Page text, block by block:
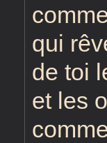
qui
de toi
et les